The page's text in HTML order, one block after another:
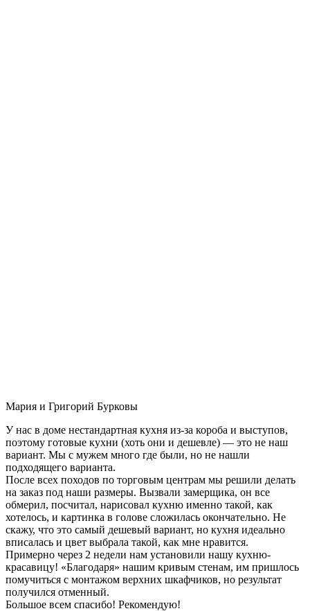
Мария и Григорий Бурковы
У нас в доме нестандартная кухня из-за короба и выступов,
поэтому готовые кухни (хоть они и дешевле) — это не наш
вариант. Мы с мужем много где были, но не нашли
подходящего варианта.
После всех походов по торговым центрам мы решили делать
на заказ под наши размеры. Вызвали замерщика, он все
обмерил, посчитал, нарисовал кухню именно такой, как
хотелось, и картинка в голове сложилась окончательно. Не
скажу, что это самый дешевый вариант, но кухня идеально
вписалась и цвет выбрала такой, как мне нравится.
Примерно через 2 недели нам установили нашу кухню-
красавицу! «Благодаря» нашим кривым стенам, им пришлось
помучиться с монтажом верхних шкафчиков, но результат
получился отменный.
Большое всем спасибо! Рекомендую!